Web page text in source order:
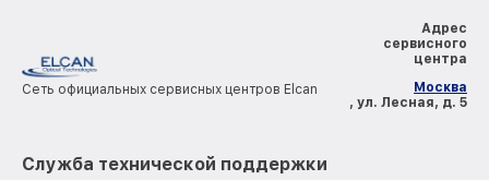
Сеть официальных сервисных центров Elcan
Адрес
сервисного
центра
Москва
, ул. Лесная, д. 5
Служба технической поддержки